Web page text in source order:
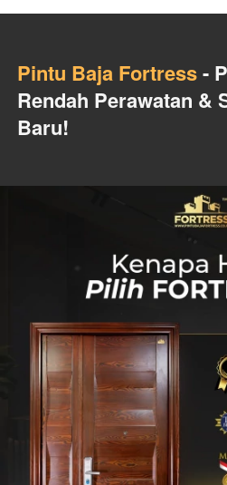
Pintu Baja Fortress -
Rendah Perawatan &
Baru!